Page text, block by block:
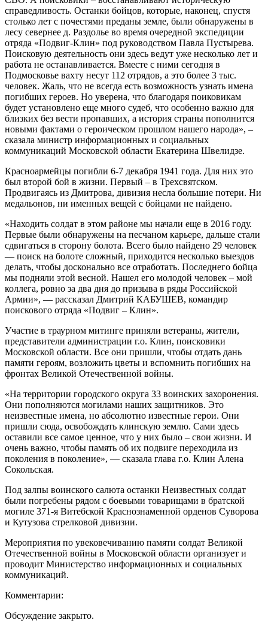
справедливость. Останки бойцов, которые, наконец, спустя
столько лет с почестями преданы земле, были обнаружены в
лесу севернее д. Раздолье во время очередной экспедиции
отряда «Подвиг-Клин» под руководством Павла Пустырева.
Поисковую деятельность они здесь ведут уже несколько лет и
работа не останавливается. Вместе с ними сегодня в
Подмосковье вахту несут 112 отрядов, а это более 3 тыс.
человек. Жаль, что не всегда есть возможность узнать имена
погибших героев. Но уверена, что благодаря поиковикам
будет установлено еще много судеб, что особенно важно для
близких без вести пропавших, а история страны пополнится
новыми фактами о героическом прошлом нашего народа», –
сказала министр информационных и социальных
коммуникаций Московской области Екатерина Швелидзе.
Красноармейцы погибли 6-7 декабря 1941 года. Для них это
был второй бой в жизни. Первый – в Трехсвятском.
Продвигаясь из Дмитрова, дивизия несла большие потери. Ни
медальонов, ни именных вещей с бойцами не найдено.
«Находить солдат в этом районе мы начали еще в 2016 году.
Первые были обнаружены на песчаном карьере, дальше стали
сдвигаться в сторону болота. Всего было найдено 29 человек
— поиск на болоте сложный, приходится несколько выездов
делать, чтобы досконально все отработать. Последнего бойца
мы подняли этой весной. Нашел его молодой человек – мой
коллега, ровно за два дня до призыва в ряды Российской
Армии», — рассказал Дмитрий КАБУШЕВ, командир
поискового отряда «Подвиг – Клин».
Участие в траурном митинге приняли ветераны, жители,
представители администрации г.о. Клин, поисковики
Московской области. Все они пришли, чтобы отдать дань
памяти героям, возложить цветы и вспомнить погибших на
фронтах Великой Отечественной войны.
«На территории городского округа 33 воинских захоронения.
Они пополняются могилами наших защитников. Это
неизвестные имена, но абсолютно известные герои. Они
пришли сюда, освобождать клинскую землю. Сами здесь
оставили все самое ценное, что у них было – свои жизни. И
очень важно, чтобы память об их подвиге переходила из
поколения в поколение», — сказала глава г.о. Клин Алена
Сокольская.
Под залпы воинского салюта останки Неизвестных солдат
были погребены рядом с боевыми товарищами в братской
могиле 371-я Витебской Краснознаменной орденов Суворова
и Кутузова стрелковой дивизии.
Мероприятия по увековечиванию памяти солдат Великой
Отечественной войны в Московской области организует и
проводит Министерство информационных и социальных
коммуникаций.
Комментарии:
Обсуждение закрыто.